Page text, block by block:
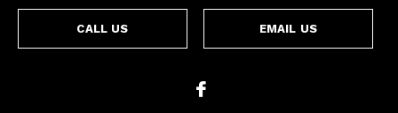
CALL US EMAIL US